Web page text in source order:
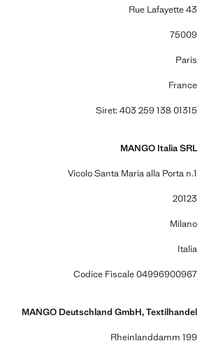
Rue Lafayette 43
75009
Paris
France
Siret: 403 259 138 01315
MANGO Italia SRL
Vicolo Santa Maria alla Porta n.1
20123
Milano
Italia
Codice Fiscale 04996900967
MANGO Deutschland GmbH, Textilhandel
Rheinlanddamm 199